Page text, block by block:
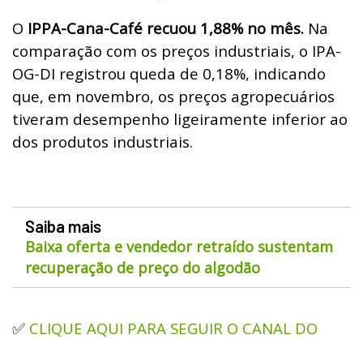
O IPPA-Cana-Café recuou 1,88% no mês. Na
comparação com os preços industriais, o IPA-
OG-DI registrou queda de 0,18%, indicando
que, em novembro, os preços agropecuários
tiveram desempenho ligeiramente inferior ao
dos produtos industriais.
Saiba mais
Baixa oferta e vendedor retraído sustentam
recuperação de preço do algodão
✅ CLIQUE AQUI PARA SEGUIR O CANAL DO